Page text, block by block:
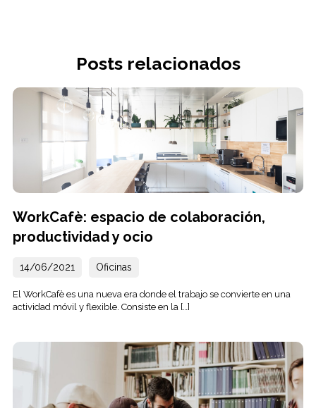
Posts relacionados
WorkCafè: espacio de colaboración,
productividad y ocio
14/06/2021 Oficinas
El WorkCafè es una nueva era donde el trabajo se convierte en una
actividad móvil y flexible. Consiste en la […]